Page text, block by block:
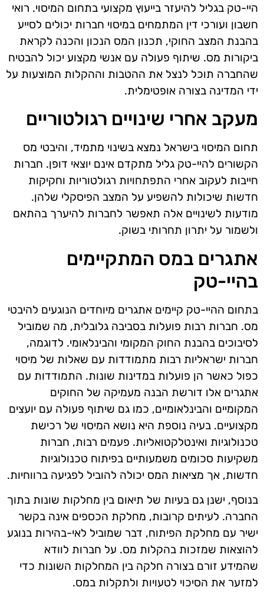
היי-טק בגליל להיעזר בייעוץ מקצועי בתחום המיסוי. רואי
חשבון ועורכי דין המתמחים במיסוי חברות יכולים לסייע
בהבנת המצב החוקי, תכנון המס הנכון והכנה לקראת
ביקורות מס. שיתוף פעולה עם אנשי מקצוע יכול להבטיח
שהחברה תוכל לנצל את ההטבות וההקלות המוצעות על
ידי המדינה בצורה אופטימלית.
מעקב אחרי שינויים רגולטוריים
תחום המיסוי בישראל נמצא בשינוי מתמיד, והיבטי מס
הקשורים להיי-טק גליל מתקדם אינם יוצאי דופן. חברות
חייבות לעקוב אחרי התפתחויות רגולטוריות וחקיקות
חדשות שיכולות להשפיע על המצב הפיסקלי שלהן.
מודעות לשינויים אלה תאפשר לחברות להיערך בהתאם
ולשמור על יתרון תחרותי בשוק.
אתגרים במס המתקיימים
בהיי-טק
בתחום ההיי-טק קיימים אתגרים מיוחדים הנוגעים להיבטי
מס. חברות רבות פועלות בסביבה גלובלית, מה שמוביל
לסיבוכים בהבנת החוק המקומי והבינלאומי. לדוגמה,
חברות ישראליות רבות מתמודדות עם שאלות של מיסוי
כפול כאשר הן פועלות במדינות שונות. התמודדות עם
אתגרים אלו דורשת הבנה מעמיקה של החוקים
המקומיים והבינלאומיים, כמו גם שיתוף פעולה עם יועצים
מקצועיים. בעיה נוספת היא נושא המיסוי של רכישת
טכנולוגיות ואינטלקטואליות. פעמים רבות, חברות
משקיעות סכומים משמעותיים בפיתוח טכנולוגיות
חדשות, אך מציאות המס יכולה להוביל לפגיעה ברווחיות.
בנוסף, ישנן גם בעיות של תיאום בין מחלקות שונות בתוך
החברה. לעיתים קרובות, מחלקת הכספים אינה בקשר
ישיר עם מחלקת הפיתוח, דבר שמוביל לאי-בהירות בנוגע
להוצאות שמזכות בהקלות מס. על חברות לוודא
שהמידע זורם בצורה חלקה בין המחלקות השונות כדי
למזער את הסיכוי לטעויות ולתקלות במס.